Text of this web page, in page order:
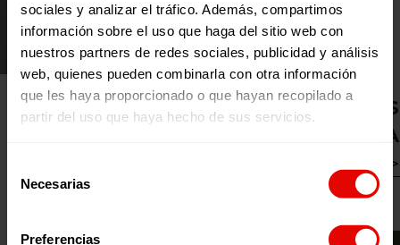
sociales y analizar el tráfico. Además, compartimos
información sobre el uso que haga del sitio web con
nuestros partners de redes sociales, publicidad y análisis
web, quienes pueden combinarla con otra información
que les haya proporcionado o que hayan recopilado a
partir del uso que haya hecho de sus servicios.
Necesarias
Preferencias
EPGO II: REFUGIADAS
EMPRENDEDORAS EN SUDÁFRICA
VER HISTORIA